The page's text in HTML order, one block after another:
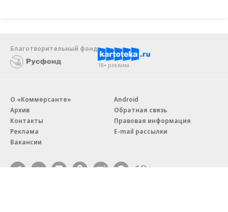
Благотворительный фонд
18+ реклама
О «Коммерсанте»
Архив
Контакты
Реклама
Вакансии
Android
Обратная связь
Правовая информация
E-mail рассылки
18+